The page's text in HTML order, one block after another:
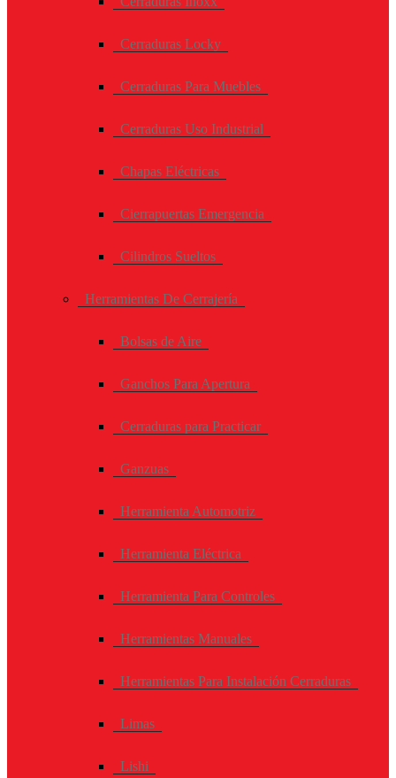
Cerraduras Locky
Cerraduras Para Muebles
Cerraduras Uso Industrial
Chapas Eléctricas
Cierrapuertas Emergencia
Cilindros Sueltos
Herramientas De Cerrajería
Bolsas de Aire
Ganchos Para Apertura
Cerraduras para Practicar
Ganzuas
Herramienta Automotriz
Herramienta Eléctrica
Herramienta Para Controles
Herramientas Manuales
Herramientas Para Instalación Cerraduras
Limas
Lishi